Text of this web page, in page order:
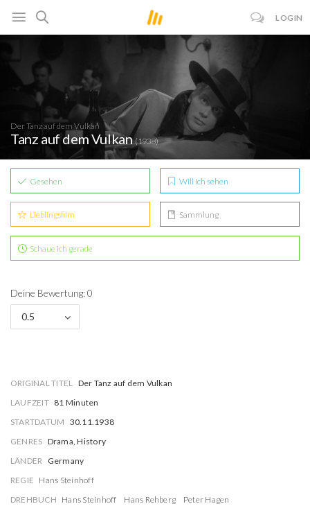
LOGIN
Der Tanz auf dem Vulkan
Tanz auf dem Vulkan(1938)
Gesehen Will ich sehen
Lieblingsfilm Sammlung
Schaue ich gerade
Deine Bewertung: 0
0.5
ORIGINAL TITEL Der Tanz auf dem Vulkan
LAUFZEIT 81 Minuten
STARTDATUM 30.11.1938
GENRES Drama, History
LÄNDER Germany
REGIE Hans Steinhoff
DREHBUCH Hans Steinhoff Hans Rehberg
Peter Hagen